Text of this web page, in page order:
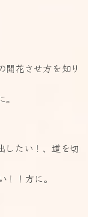
開花させ方を知り
したい！、道を切
！方に。